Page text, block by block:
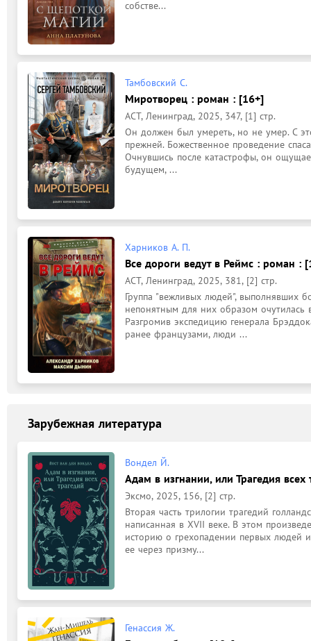
собстве...
Тамбовский С.
Миротворец : роман : [16+]
АСТ, Ленинград, 2025, 347, [1] стр.
Он должен был умереть, но не умер. С
прежней. Божественное проведение
Очнувшись после катастрофы, он
будущем, ...
Харников А. П.
Все дороги ведут в Реймс : роман :
АСТ, Ленинград, 2025, 381, [2] стр.
Группа "вежливых людей", выполнявших
непонятным для них образом
Разгромив экспедицию генерала
ранее французами, люди ...
Зарубежная литература
Вондел Й.
Адам в изгнании, или Трагедия
Эксмо, 2025, 156, [2] стр.
Вторая часть трилогии трагедий
написанная в XVII веке. В этом
историю о грехопадении первых людей
ее через призму...
Генассия Ж.